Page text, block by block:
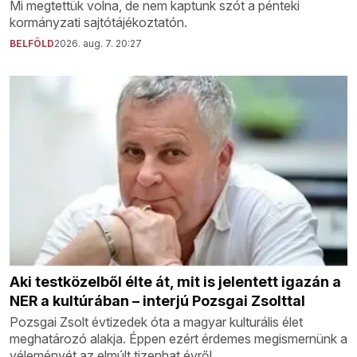
Mi megtettük volna, de nem kaptunk szót a pénteki
kormányzati sajtótájékoztatón.
BELFÖLD2026. aug. 7. 20:27
Aki testközelből élte át, mit is jelentett igazán a
NER a kultúrában – interjú Pozsgai Zsolttal
Pozsgai Zsolt évtizedek óta a magyar kulturális élet
meghatározó alakja. Éppen ezért érdemes megismernünk a